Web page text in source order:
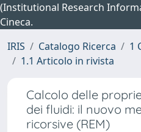
(Institutional Research
Cineca.
IRIS
Catalogo Ricerca
1
1.1 Articolo in rivista
Calcolo delle
dei fluidi: il nuovo
ricorsive (REM)